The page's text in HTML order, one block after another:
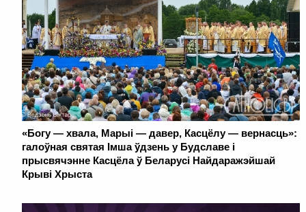
«Богу — хвала, Марыі — давер, Касцёлу — вернасць»:
галоўная святая Імша ўдзень у Будславе і
прысвячэнне Касцёла ў Беларусі Найдаражэйшай
Крыві Хрыста